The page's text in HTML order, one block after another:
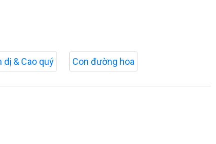
dị & Cao quý Con đường hoa